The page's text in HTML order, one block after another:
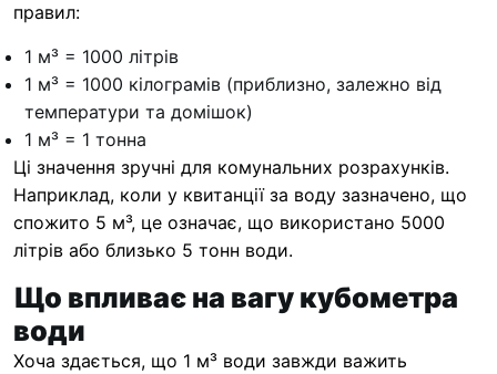
правил:
1 м³ = 1000 літрів
1 м³ = 1000 кілограмів (приблизно, залежно від
температури та домішок)
1 м³ = 1 тонна
Ці значення зручні для комунальних розрахунків.
Наприклад, коли у квитанції за воду зазначено, що
спожито 5 м³, це означає, що використано 5000
літрів або близько 5 тонн води.
Що впливає на вагу кубометра
води
Хоча здається, що 1 м³ води завжди важить